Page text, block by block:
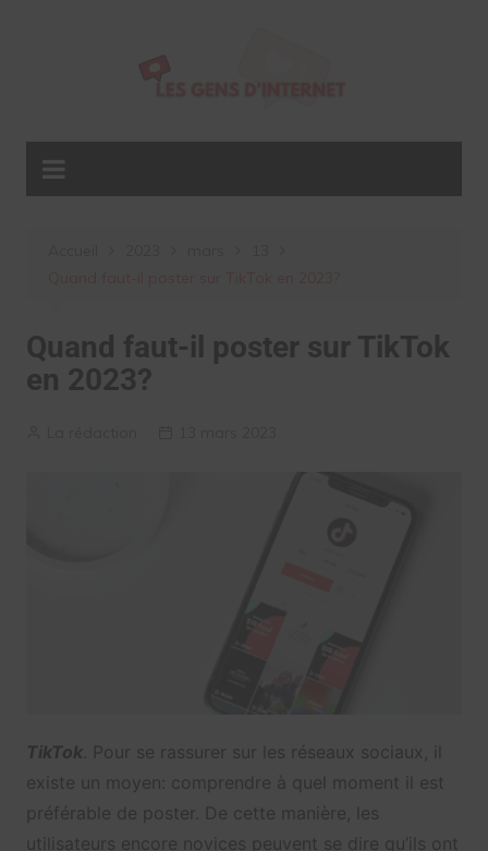
Quand faut-il poster sur TikTok
en 2023?
TikTok . Pour se rassurer sur les réseaux sociaux, il
existe un moyen: comprendre à quel moment il est
préférable de poster. De cette manière, les
utilisateurs encore novices peuvent se dire qu’ils ont